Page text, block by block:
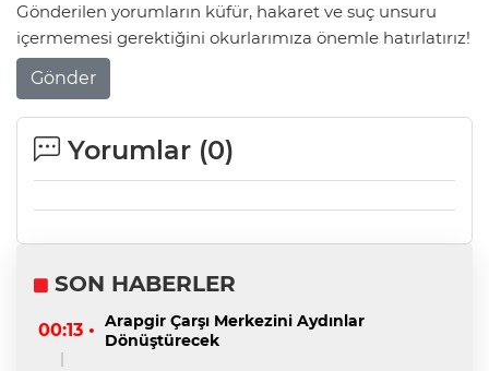
Gönderilen yorumların küfür, hakaret ve suç unsuru
içermemesi gerektiğini okurlarımıza önemle hatırlatırız!
Gönder
Yorumlar (0)
SON HABERLER
00:13 • Arapgir Çarşı Merkezini Aydınlar
Dönüştürecek